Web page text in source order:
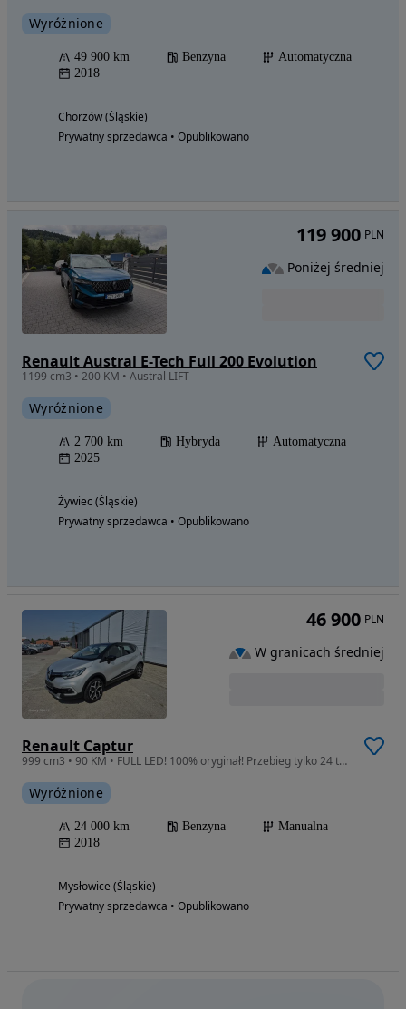
Wyróżnione
49 900 km Benzyna
Automatyczna
2018
Chorzów (Śląskie)
Prywatny sprzedawca • Opublikowano
Renault Austral E-Tech Full 200 Evolution
1199 cm3 • 200 KM • Austral LIFT
Wyróżnione
2 700 km Hybryda
Automatyczna
2025
Żywiec (Śląskie)
Prywatny sprzedawca • Opublikowano
119 900 PLN
Poniżej średniej
Renault Captur
999 cm3 • 90 KM • FULL LED! 100% oryginał! Przebieg tylko 24 tys!!!
Wyróżnione
24 000 km Benzyna
Manualna
2018
Mysłowice (Śląskie)
Prywatny sprzedawca • Opublikowano
46 900 PLN
W granicach średniej